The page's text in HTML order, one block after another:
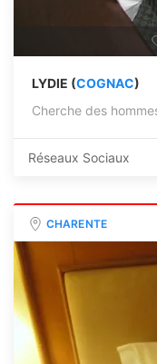
LYDIE (COGNAC)
Cherche des
Réseaux Sociaux
CHARENTE